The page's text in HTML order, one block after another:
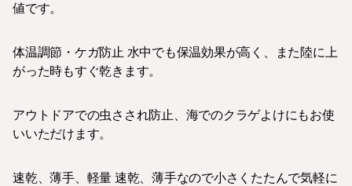
値です。
体温調節・ケガ防止 水中でも保温効果が高く、また陸に上
がった時もすぐ乾きます。
アウトドアでの虫さされ防止、海でのクラゲよけにもお使
いいただけます。
速乾、薄手、軽量 速乾、薄手なので小さくたたんで気軽に